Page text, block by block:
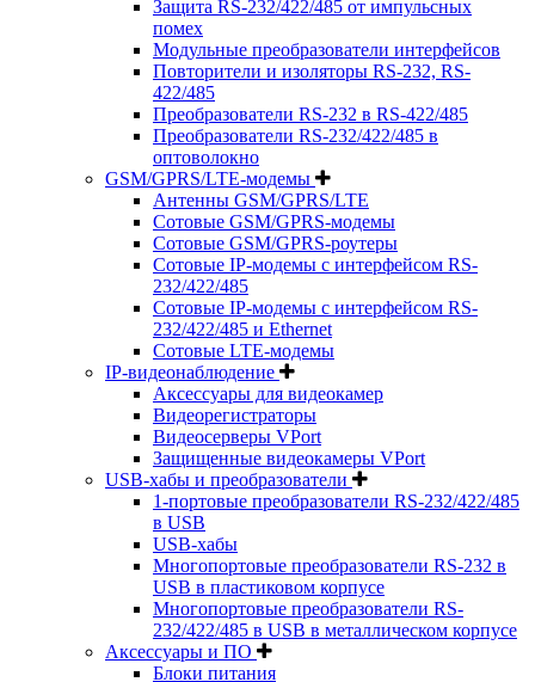
Защита RS-232/422/485 от импульсных
помех
Модульные преобразователи интерфейсов
Повторители и изоляторы RS-232, RS-
422/485
Преобразователи RS-232 в RS-422/485
Преобразователи RS-232/422/485 в
оптоволокно
GSM/GPRS/LTE-модемы
Антенны GSM/GPRS/LTE
Сотовые GSM/GPRS-модемы
Сотовые GSM/GPRS-роутеры
Сотовые IP-модемы с интерфейсом RS-
232/422/485
Сотовые IP-модемы с интерфейсом RS-
232/422/485 и Ethernet
Сотовые LTE-модемы
IP-видеонаблюдение
Аксессуары для видеокамер
Видеорегистраторы
Видеосерверы VPort
Защищенные видеокамеры VPort
USB-хабы и преобразователи
1-портовые преобразователи RS-232/422/485
в USB
USB-хабы
Многопортовые преобразователи RS-232 в
USB в пластиковом корпусе
Многопортовые преобразователи RS-
232/422/485 в USB в металлическом корпусе
Аксессуары и ПО
Блоки питания